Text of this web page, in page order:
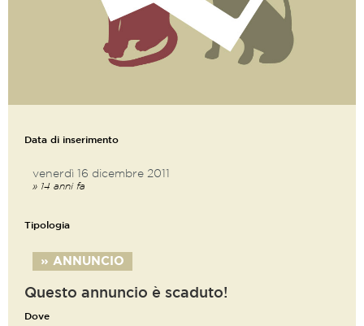
Data di inserimento
venerdì 16 dicembre 2011
» 14 anni fa
Tipologia
» ANNUNCIO
Questo annuncio è scaduto!
Dove